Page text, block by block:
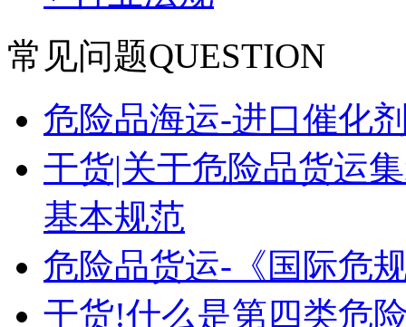
常见问题QUESTION
危险品海运-进口催化
干货|关于危险品货运
基本规范
危险品货运-《国际危
干货!什么是第四类危